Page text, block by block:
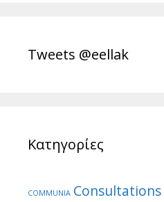
Tweets @eellak
Κατηγορίες
COMMUNIA Consultations